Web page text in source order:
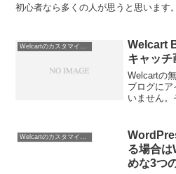
初心者なら多くの人が思うと思います
Welcart
キャッチ
Welcartの
ブログに
いません
Welcartのカスタマイズ方法
る場合
めな3つ